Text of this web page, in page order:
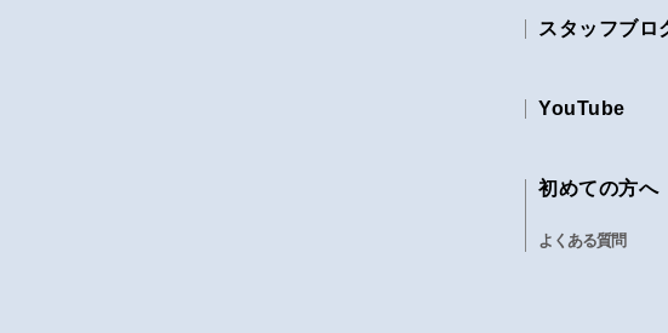
スタッフブロ
YouTube
初めての方へ
よくある質問